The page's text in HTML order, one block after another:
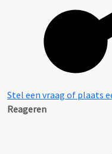
Stel een vraag of plaats
Reageren